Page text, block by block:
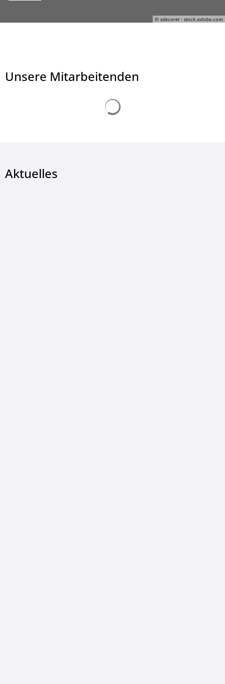
© sdecoret - stock.adobe.com
Unsere Mitarbeitenden
Aktuelles